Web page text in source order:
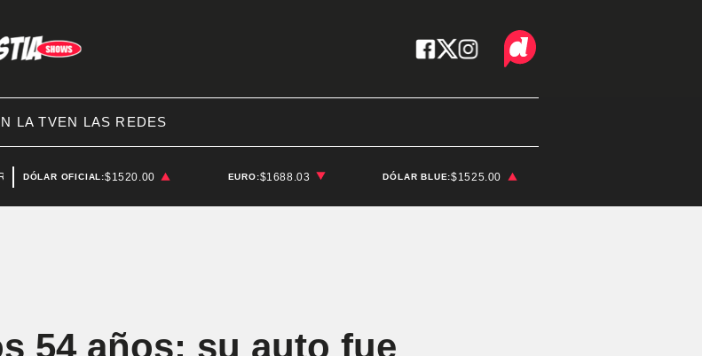
LA TVEN LAS REDES
DÓLAR OFICIAL:$1520.00 EURO:$1688.03 DÓLAR BLUE:$1525.00
54 años: su auto fue